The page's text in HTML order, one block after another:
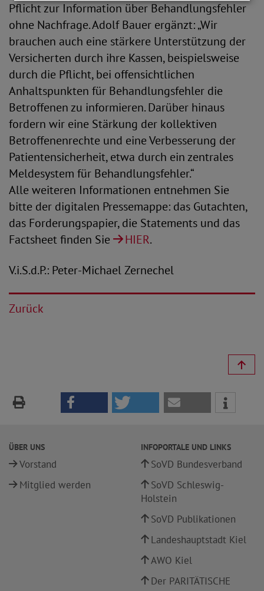
Pflicht zur Information über Behandlungsfehler
ohne Nachfrage. Adolf Bauer ergänzt: „Wir
brauchen auch eine stärkere Unterstützung der
Versicherten durch ihre Kassen, beispielsweise
durch die Pflicht, bei offensichtlichen
Anhaltspunkten für Behandlungsfehler die
Betroffenen zu informieren. Darüber hinaus
fordern wir eine Stärkung der kollektiven
Betroffenenrechte und eine Verbesserung der
Patientensicherheit, etwa durch ein zentrales
Meldesystem für Behandlungsfehler.“
Alle weiteren Informationen entnehmen Sie
bitte der digitalen Pressemappe: das Gutachten,
das Forderungspapier, die Statements und das
Factsheet finden Sie
HIER.
V.i.S.d.P.: Peter-Michael Zernechel
Zurück
ÜBER UNS
Vorstand
Mitglied werden
INFOPORTALE UND LINKS
SoVD Bundesverband
SoVD Schleswig-
Holstein
SoVD Publikationen
Landeshauptstadt Kiel
AWO Kiel
Der PARITÄTISCHE